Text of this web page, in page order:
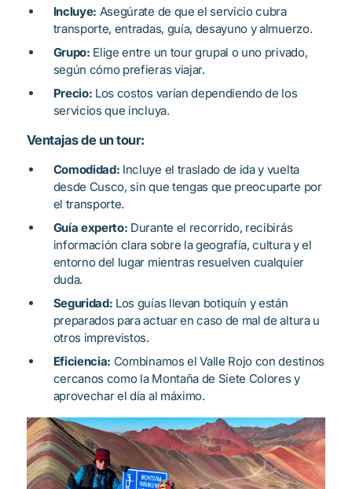
Incluye: Asegúrate de que el servicio cubra
transporte, entradas, guía, desayuno y almuerzo.
Grupo: Elige entre un tour grupal o uno privado,
según cómo prefieras viajar.
Precio: Los costos varían dependiendo de los
servicios que incluya.
Ventajas de un tour:
Comodidad: Incluye el traslado de ida y vuelta
desde Cusco, sin que tengas que preocuparte por
el transporte.
Guía experto: Durante el recorrido, recibirás
información clara sobre la geografía, cultura y el
entorno del lugar mientras resuelven cualquier
duda.
Seguridad: Los guías llevan botiquín y están
preparados para actuar en caso de mal de altura u
otros imprevistos.
Eficiencia: Combinamos el Valle Rojo con destinos
cercanos como la Montaña de Siete Colores y
aprovechar el día al máximo.